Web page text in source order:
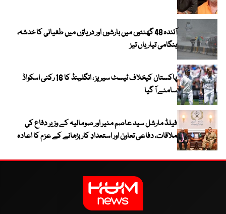
آئندہ 48 گھنٹوں میں بارشوں اور دریاؤں میں طغیانی کا خدشہ،
ہنگامی تیاریاں تیز
پاکستان کیخلاف ٹیسٹ سیریز ، انگلینڈ کا 16 رکنی اسکواڈ
سامنے آ گیا
فیلڈ مارشل سید عاصم منیر اور صومالیہ کے وزیر دفاع کی
ملاقات، دفاعی تعاون اور استعدادِ کار بڑھانے کے عزم کا اعادہ